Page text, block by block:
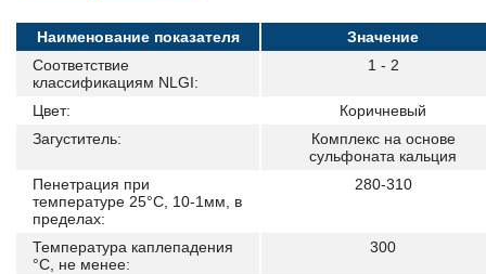
Наименование показателя
Значение
Соответствие
классификациям NLGI:
1 - 2
Цвет:
Коричневый
Загуститель:
Комплекс на основе
сульфоната кальция
Пенетрация при
температуре 25°С, 10-1мм, в
пределах:
280-310
Температура каплепадения
°С, не менее:
300